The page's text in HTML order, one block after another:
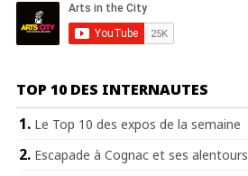
TOP 10 DES INTERNAUTES
Le Top 10 des expos de la semaine
Escapade à Cognac et ses alentours